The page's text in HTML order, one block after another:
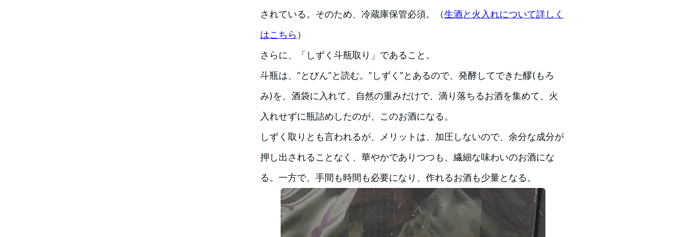
されている。そのため、冷蔵庫保管必須。（生酒と火入れについて詳しく
はこちら ）
さらに、「しずく斗瓶取り」であること。
斗瓶は、”とびん”と読む。”しずく”とあるので、発酵してできた醪(もろ
み)を、酒袋に入れて、自然の重みだけで、滴り落ちるお酒を集めて、火
入れせずに瓶詰めしたのが、このお酒になる。
しずく取りとも言われるが、メリットは、加圧しないので、余分な成分が
押し出されることなく、華やかでありつつも、繊細な味わいのお酒にな
る。一方で、手間も時間も必要になり、作れるお酒も少量となる。